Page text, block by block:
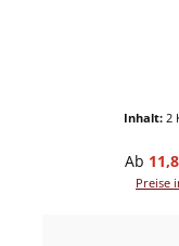
Inhalt: 2
Ab
Preise